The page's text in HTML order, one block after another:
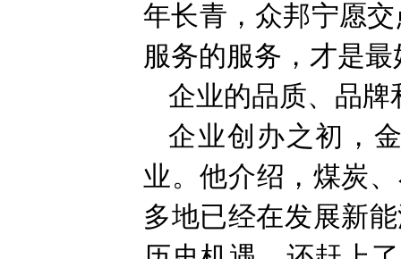
年长青，众邦宁愿
服务的服务，才是
企业的品质、品牌
企业创办之初，
业。他介绍，煤炭
多地已经在发展新